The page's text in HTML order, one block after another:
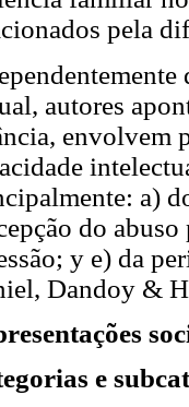
pela
autores
envolvem
a)
do
y e) da
Dandoy &
e